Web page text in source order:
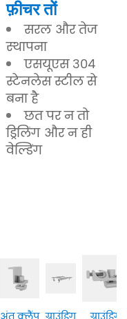
फ़ीचरतों
सरल और तेज
स्थापना
एसयूएस 304
स्टेनलेस स्टील से
बना है
छत पर न तो
ड्रिलिंग और न ही
वेल्डिंग